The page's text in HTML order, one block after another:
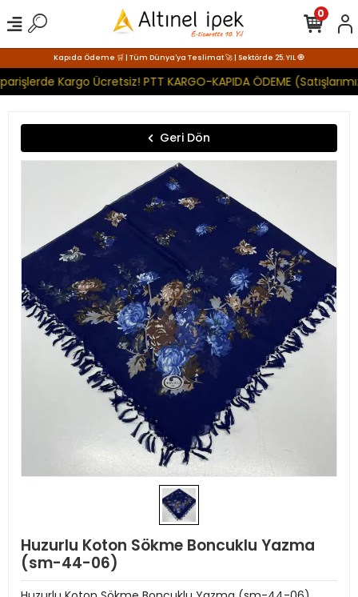
Kapıda Ödeme 🛒 | Tüm Dünya'ya Teslimat 🚀 | Sektörde 25. YIL 🧿
Kargo Ücretsiz! PTT KARGO-KAPIDA ÖDEME
0
Geri Dön
Huzurlu Koton Sökme Boncuklu Yazma
(sm-44-06)